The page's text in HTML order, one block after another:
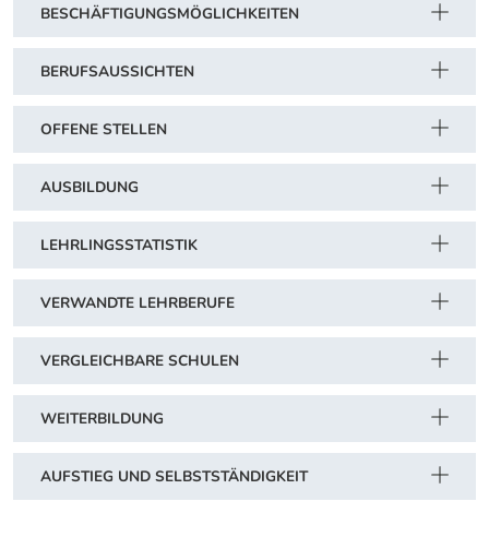
BESCHÄFTIGUNGSMÖGLICHKEITEN
BERUFSAUSSICHTEN
OFFENE STELLEN
AUSBILDUNG
LEHRLINGSSTATISTIK
VERWANDTE LEHRBERUFE
VERGLEICHBARE SCHULEN
WEITERBILDUNG
AUFSTIEG UND SELBSTSTÄNDIGKEIT